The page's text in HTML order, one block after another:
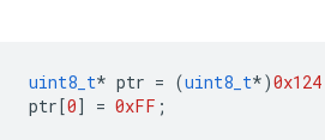
uint8_t* ptr = (uint8_t*)0x124
ptr[0] = 0xFF ;